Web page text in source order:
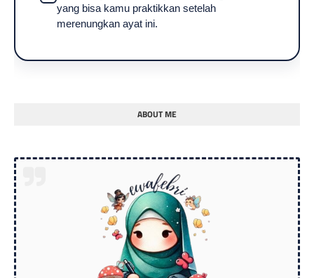
yang bisa kamu praktikkan setelah
merenungkan ayat ini.
ABOUT ME